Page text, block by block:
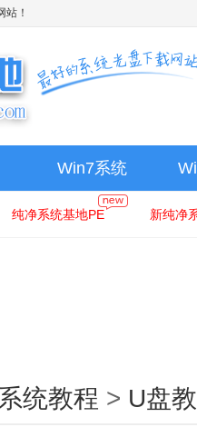
站！
Win7系统
纯净系统基地PE 新纯净
系统教程 > U盘